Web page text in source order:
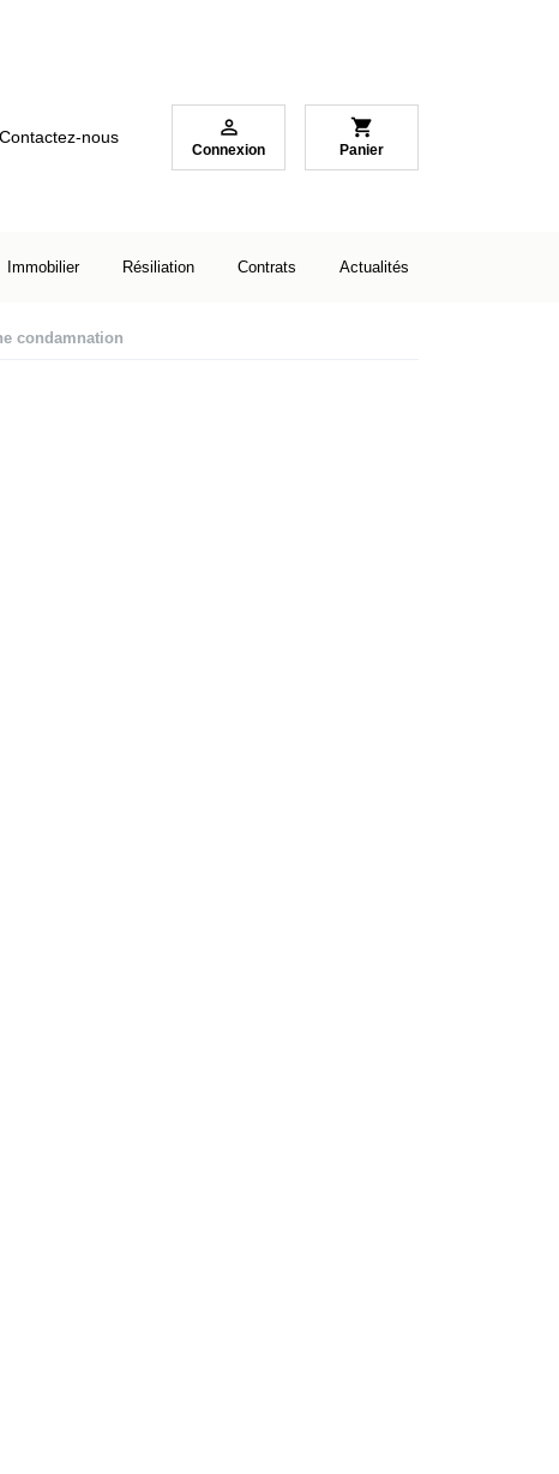
Contactez-nous 
Connexion
shopping_cart
Panier
Immobilier Résiliation Contrats Actualités
condamnation